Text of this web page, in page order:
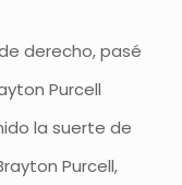
derecho, pasé
Purcell
la suerte de
Purcell,